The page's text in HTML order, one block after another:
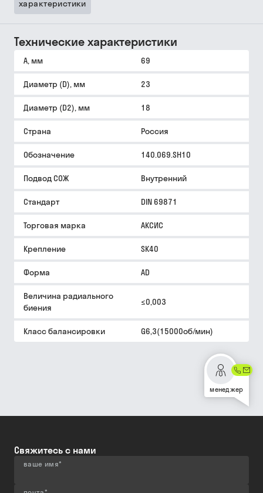
характеристики
Технические характеристики
A, мм 69
Диаметр (D), мм 23
Диаметр (D2), мм 18
Страна Россия
Обозначение 140.069.SH10
Подвод СОЖ Внутренний
Стандарт DIN 69871
Торговая марка АКСИС
Крепление SK40
Форма AD
Величина радиального
биения
≤0,003
Класс балансировки G6,3(15000об/мин)
менеджер
Свяжитесь с нами
ваше имя*